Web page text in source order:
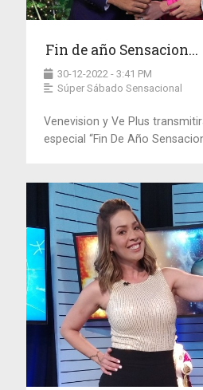
Fin de año Sensacion...
30-12-2022 - 3:41 PM
Súper Sábado Sensacional
Venevision y Ve Plus
especial “Fin De Año